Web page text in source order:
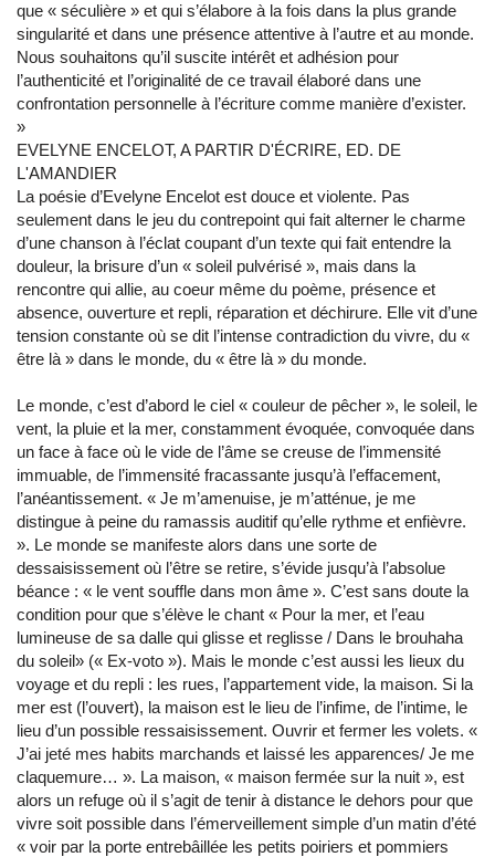
que « séculière » et qui s’élabore à la fois dans la plus grande
singularité et dans une présence attentive à l’autre et au monde.
Nous souhaitons qu’il suscite intérêt et adhésion pour
l’authenticité et l’originalité de ce travail élaboré dans une
confrontation personnelle à l’écriture comme manière d’exister.
»
EVELYNE ENCELOT, A PARTIR D'ÉCRIRE, ED. DE
L'AMANDIER
La poésie d’Evelyne Encelot est douce et violente. Pas
seulement dans le jeu du contrepoint qui fait alterner le charme
d’une chanson à l’éclat coupant d’un texte qui fait entendre la
douleur, la brisure d’un « soleil pulvérisé », mais dans la
rencontre qui allie, au coeur même du poème, présence et
absence, ouverture et repli, réparation et déchirure. Elle vit d’une
tension constante où se dit l’intense contradiction du vivre, du «
être là » dans le monde, du « être là » du monde.
Le monde, c’est d’abord le ciel « couleur de pêcher », le soleil, le
vent, la pluie et la mer, constamment évoquée, convoquée dans
un face à face où le vide de l’âme se creuse de l’immensité
immuable, de l’immensité fracassante jusqu’à l’effacement,
l’anéantissement. « Je m’amenuise, je m’atténue, je me
distingue à peine du ramassis auditif qu’elle rythme et enfièvre.
». Le monde se manifeste alors dans une sorte de
dessaisissement où l’être se retire, s’évide jusqu’à l’absolue
béance : « le vent souffle dans mon âme ». C’est sans doute la
condition pour que s’élève le chant « Pour la mer, et l’eau
lumineuse de sa dalle qui glisse et reglisse / Dans le brouhaha
du soleil» (« Ex-voto »). Mais le monde c’est aussi les lieux du
voyage et du repli : les rues, l’appartement vide, la maison. Si la
mer est (l’ouvert), la maison est le lieu de l’infime, de l’intime, le
lieu d’un possible ressaisissement. Ouvrir et fermer les volets. «
J’ai jeté mes habits marchands et laissé les apparences/ Je me
claquemure… ». La maison, « maison fermée sur la nuit », est
alors un refuge où il s’agit de tenir à distance le dehors pour que
vivre soit possible dans l’émerveillement simple d’un matin d’été
« voir par la porte entrebâillée les petits poiriers et pommiers